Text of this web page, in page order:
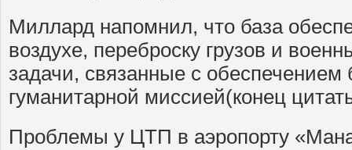
Миллард напомнил, что база
воздухе, переброску грузов и
задачи, связанные с обеспечением
гуманитарной миссией(конец
Проблемы у ЦТП в аэропорту